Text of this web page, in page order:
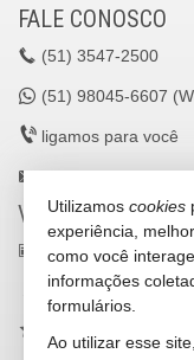
FALE CONOSCO
(51) 3547-2500
(51) 98045-6607
ligamos para você
VEJA MAIS
receba nosso
cadastre seu imóvel
Utilizamos cookies
experiência,
como você
informações
formulários.
Ao utilizar esse